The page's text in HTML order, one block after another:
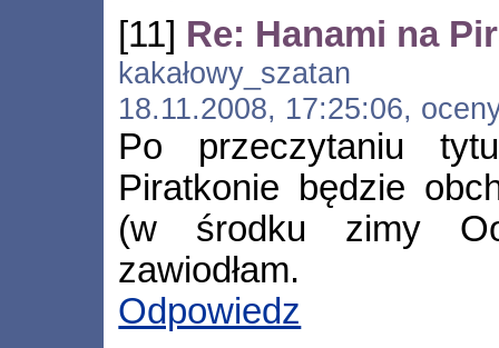
[11] Re: Hanami na
kakałowy_szatan
18.11.2008, 17:25:06,
Po przeczytaniu
Piratkonie będzie
(w środku zimy
zawiodłam.
Odpowiedz